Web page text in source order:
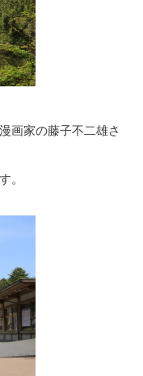
画家の藤子不二雄さ
。